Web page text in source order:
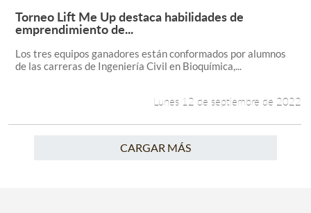
Leer más +
Torneo Lift Me Up destaca habilidades de
emprendimiento de...
Los tres equipos ganadores están conformados por alumnos
de las carreras de Ingeniería Civil en Bioquímica,...
Lunes 12 de septiembre de 2022
CARGAR MÁS